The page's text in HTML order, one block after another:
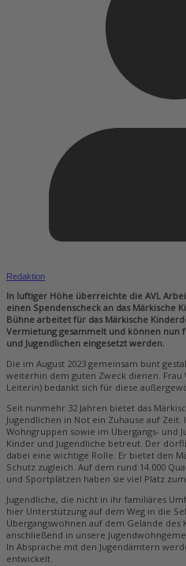
Redaktion
In luftiger Höhe überreichte die AVL
einen Spendenscheck an das Märkische
Bühne arbeitet für das Märkische
Vermietung gesammelt und können nun
und Jugendlichen eingesetzt werden.
Die im August 2023 gemeinsam bunt
weiterhin dem guten Zweck dienen. Frau
Leiterin) bedankt sich für diese
Seit nunmehr 32 Jahren bietet das
Jugendlichen in Not ein Zuhause auf
Wohngruppen sowie im Übergangs- und
Kinder und Jugendliche betreut. Der
dabei eine wichtige Rolle. Er bietet den
Schutz zugleich. Auf dem rund 14.000
und Sportplätzen haben sie viel Platz
Jugendliche, die nicht in ihr familiäres
hier Unterstützung auf dem Weg in die
Übergangswohnen auf dem Gelände
anschließend in unsere
In Absprache mit den Jugendämtern
entwickelt.